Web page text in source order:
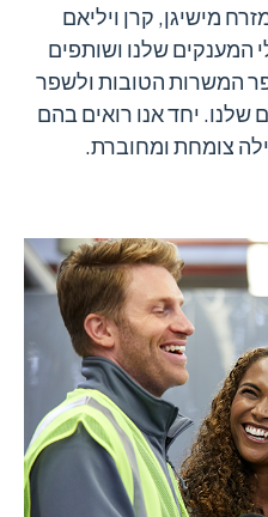
מישיגן, קרן ויליאם
המענקים שלנו ושותפים
המשרות הטובות ולשפר
יחד אנו רואים בהם
צומחת ומחוברת.